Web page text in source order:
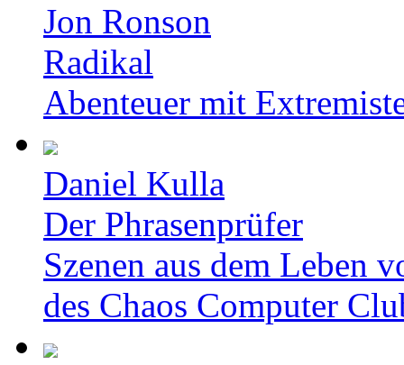
Jon Ronson
Radikal
Abenteuer mit
Daniel Kulla
Der Phrasenprüfer
Szenen aus dem Leben
des Chaos Computer